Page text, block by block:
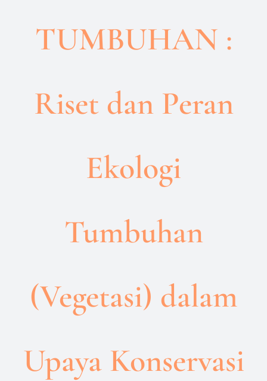
TUMBUHAN :
Riset dan Peran
Ekologi
Tumbuhan
(Vegetasi) dalam
Upaya Konservasi